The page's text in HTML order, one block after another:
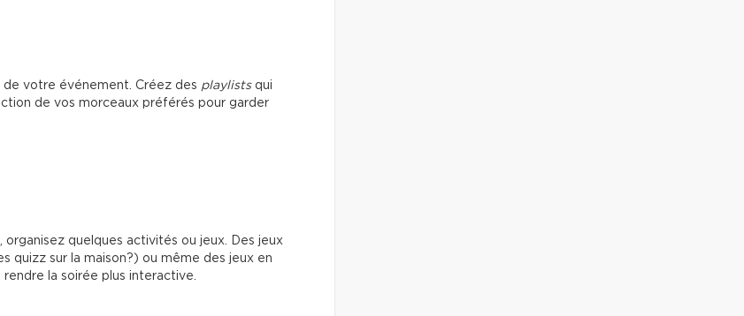
de votre événement. Créez des playlistsqui
de vos morceaux préférés pour garder
quelques activités ou jeux. Des jeux
quizz sur la maison?) ou même des jeux en
la soirée plus interactive.